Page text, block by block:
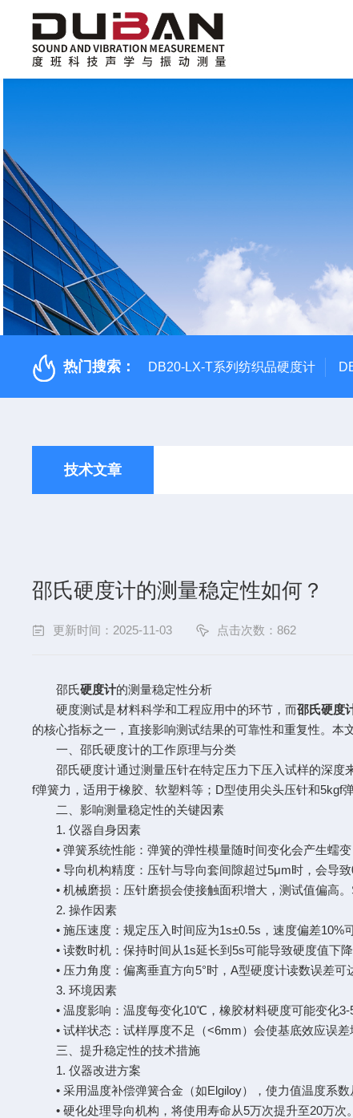
热门搜索： DB20-LX-T系列纺织品硬度计
技术文章
邵氏硬度计的测量稳定性如何？
更新时间：2025-11-03 点击次数：862
邵氏硬度计的测量稳定性分析
硬度测试是材料科学和工程应用中的环节，而邵氏硬度
的核心指标之一，直接影响测试结果的可靠性和重复性。本
一、邵氏硬度计的工作原理与分类
邵氏硬度计通过测量压针在特定压力下压入试样的深
f弹簧力，适用于橡胶、软塑料等；D型使用尖头压针和5kgf
二、影响测量稳定性的关键因素
1. 仪器自身因素
• 弹簧系统性能：弹簧的弹性模量随时间变化会产生蠕
• 导向机构精度：压针与导向套间隙超过5μm时，会导致
• 机械磨损：压针磨损会使接触面积增大，测试值偏高
2. 操作因素
• 施压速度：规定压入时间应为1s±0.5s，速度偏差10%
• 读数时机：保持时间从1s延长到5s可能导致硬度值下降
• 压力角度：偏离垂直方向5°时，A型硬度计读数误差可
3. 环境因素
• 温度影响：温度每变化10℃，橡胶材料硬度可能变化
• 试样状态：试样厚度不足（<6mm）会使基底效应误
三、提升稳定性的技术措施
1. 仪器改进方案
• 采用温度补偿弹簧合金（如Elgiloy），使力值温度系
• 硬化处理导向机构，将使用寿命从5万次提升至20万次。